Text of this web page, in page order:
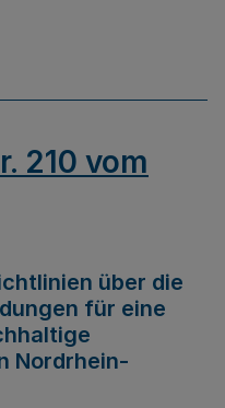
210 vom
über die
für eine
Nordrhein-